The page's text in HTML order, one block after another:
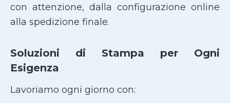
con attenzione, dalla configurazione online
alla spedizione finale.
Soluzioni di Stampa per Ogni
Esigenza
Lavoriamo ogni giorno con: